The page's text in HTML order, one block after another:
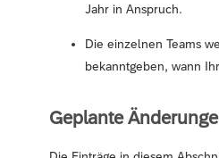
Jahr in Anspruch.
Die einzelnen Teams
bekanntgeben, wann
Geplante